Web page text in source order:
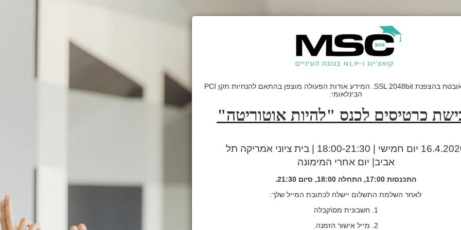
דף זה מאובטח בהצפנת SSL 2048bit. המידע אודות הפעולה מוצפן בהתאם להנחיות תקן PCI
הבינלאומי.
כרטיסים לכנס "להיות אוטוריטה"
16.4.2020 יום חמישי | 18:00-21:30 | בית ציוני אמריקה תל
אביב| יום אחרי המימונה
התכנסות 17:00, התחלה 18:00, סיום 21:30.
לאחר השלמת התשלום יישלח לכתובת המייל שלך:
1. חשבונית מס\קבלה
2. מייל אישור הזמנה.